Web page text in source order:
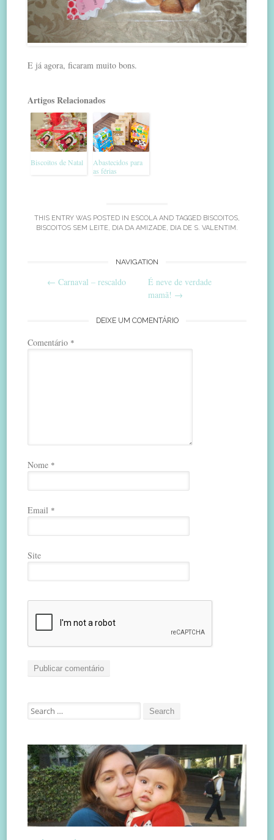
E já agora, ficaram muito bons.
Artigos Relacionados
Biscoitos de Natal
Abastecidos para
as férias
THIS ENTRY WAS POSTED IN ESCOLA AND TAGGED BISCOITOS,
BISCOITOS SEM LEITE, DIA DA AMIZADE, DIA DE S. VALENTIM.
NAVIGATION
← Carnaval – rescaldo
É neve de verdade
mamã! →
DEIXE UM COMENTÁRIO
Comentário *
Nome *
Email *
Site
Search
for: